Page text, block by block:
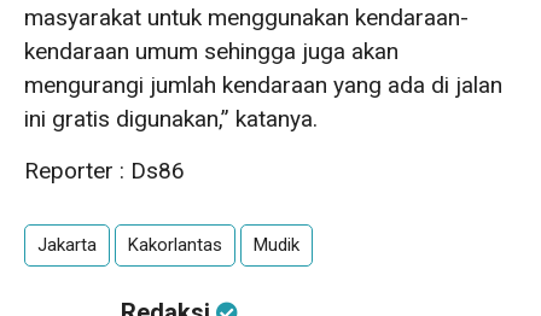
masyarakat untuk menggunakan kendaraan-
kendaraan umum sehingga juga akan
mengurangi jumlah kendaraan yang ada di jalan
ini gratis digunakan,” katanya.
Reporter : Ds86
Jakarta Kakorlantas Mudik